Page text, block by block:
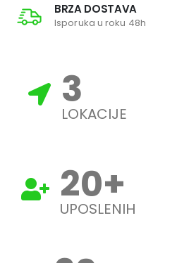
BRZA DOSTAVA
Isporuka u roku 48h
3
LOKACIJE
20+
UPOSLENIH